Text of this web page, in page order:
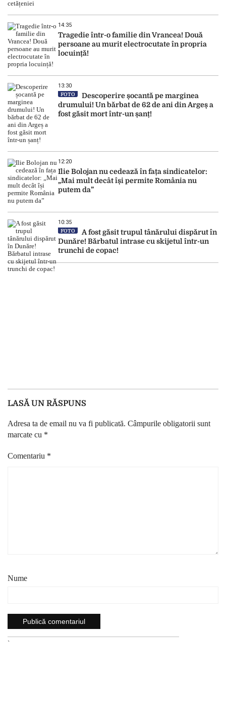
14:35
Tragedie într-o familie din Vrancea! Două
persoane au murit electrocutate în propria
locuință!
13:30
FOTO
Descoperire șocantă pe marginea
drumului! Un bărbat de 62 de ani din Argeș a
fost găsit mort într-un șanț!
12:20
Ilie Bolojan nu cedează în fața sindicatelor:
„Mai mult decât își permite România nu
putem da”
10:35
FOTO
A fost găsit trupul tânărului dispărut în
Dunăre! Bărbatul intrase cu skijetul într-un
trunchi de copac!
LASĂ UN RĂSPUNS
Adresa ta de email nu va fi publicată. Câmpurile obligatorii sunt
marcate cu *
Comentariu *
Nume
`